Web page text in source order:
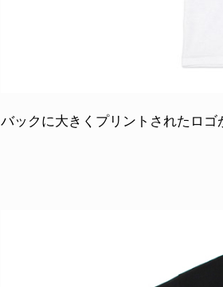
バックに大きくプリントされたロ